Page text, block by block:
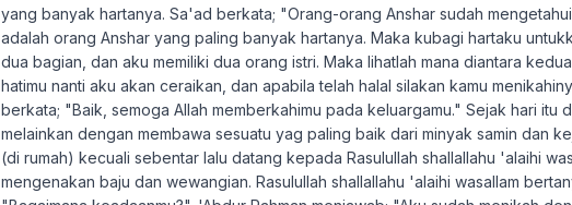
yang banyak hartanya. Sa'ad berkata; "Orang-orang Anshar sudah
adalah orang Anshar yang paling banyak hartanya. Maka kubagi hartaku
dua bagian, dan aku memiliki dua orang istri. Maka lihatlah mana diantara
hatimu nanti aku akan ceraikan, dan apabila telah halal silakan kamu
berkata; "Baik, semoga Allah memberkahimu pada keluargamu." Sejak hari itu
melainkan dengan membawa sesuatu yag paling baik dari minyak samin dan
(di rumah) kecuali sebentar lalu datang kepada Rasulullah shallallahu 'alaihi
mengenakan baju dan wewangian. Rasulullah shallallahu 'alaihi wasallam